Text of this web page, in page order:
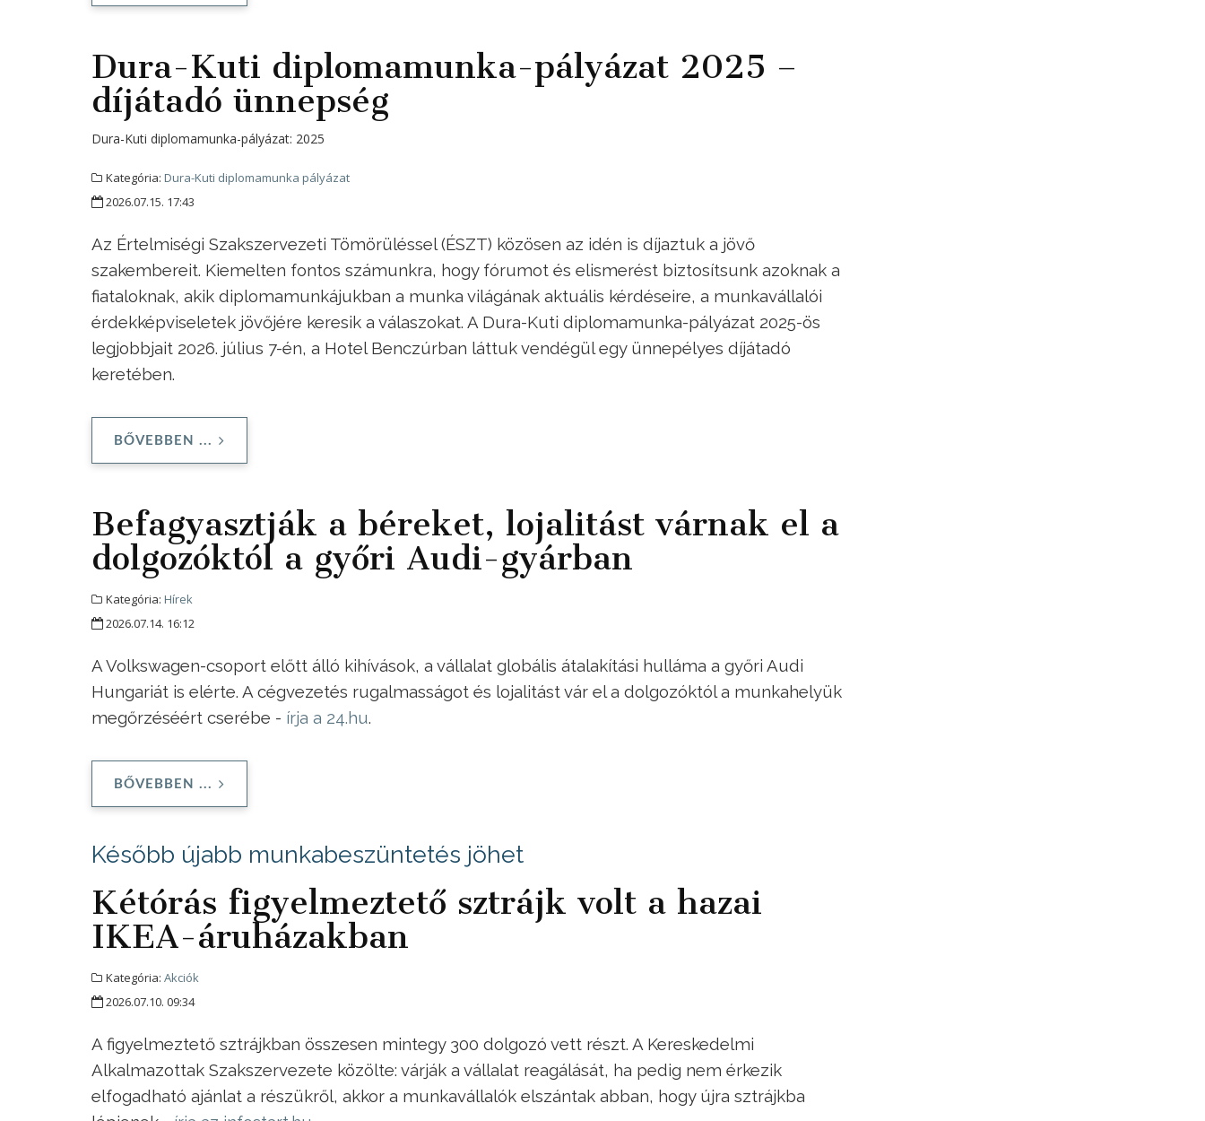
Dura-Kuti diplomamunka-pályázat 2025 –
díjátadó ünnepség
Dura-Kuti diplomamunka-pályázat: 2025
Kategória: Dura-Kuti diplomamunka pályázat
2026.07.15. 17:43
Az Értelmiségi Szakszervezeti Tömörüléssel (ÉSZT) közösen az idén is díjaztuk a jövő
szakembereit. Kiemelten fontos számunkra, hogy fórumot és elismerést biztosítsunk azoknak a
fiataloknak, akik diplomamunkájukban a munka világának aktuális kérdéseire, a munkavállalói
érdekképviseletek jövőjére keresik a válaszokat. A Dura-Kuti diplomamunka-pályázat 2025-ös
legjobbjait 2026. július 7-én, a Hotel Benczúrban láttuk vendégül egy ünnepélyes díjátadó
keretében.
BŐVEBBEN ...
Befagyasztják a béreket, lojalitást várnak el a
dolgozóktól a győri Audi-gyárban
Kategória: Hírek
2026.07.14. 16:12
A Volkswagen-csoport előtt álló kihívások, a vállalat globális átalakítási hulláma a győri Audi
Hungariát is elérte. A cégvezetés rugalmasságot és lojalitást vár el a dolgozóktól a munkahelyük
megőrzéséért cserébe - írja a 24.hu.
BŐVEBBEN ...
Később újabb munkabeszüntetés jöhet
Kétórás figyelmeztető sztrájk volt a hazai
IKEA-áruházakban
Kategória: Akciók
2026.07.10. 09:34
A figyelmeztető sztrájkban összesen mintegy 300 dolgozó vett részt. A Kereskedelmi
Alkalmazottak Szakszervezete közölte: várják a vállalat reagálását, ha pedig nem érkezik
elfogadható ajánlat a részükről, akkor a munkavállalók elszántak abban, hogy újra sztrájkba